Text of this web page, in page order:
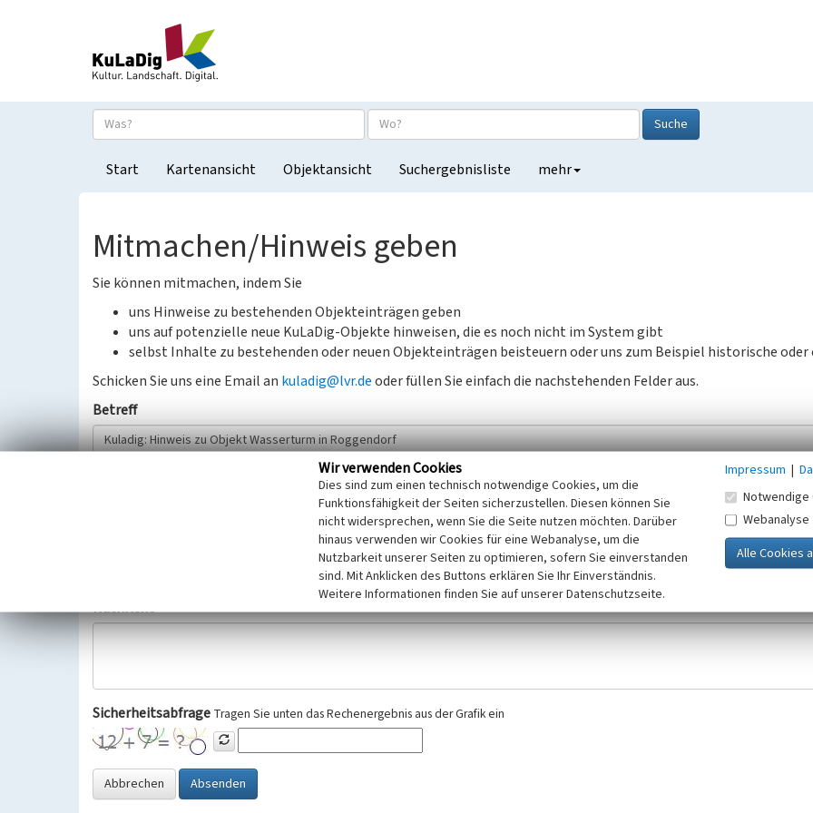
Suche
Start Kartenansicht Objektansicht Suchergebnisliste mehr
Mitmachen/Hinweis geben
Sie können mitmachen, indem Sie
uns Hinweise zu bestehenden Objekteinträgen geben
uns auf potenzielle neue KuLaDig-Objekte hinweisen, die es noch nicht im System gibt
selbst Inhalte zu bestehenden oder neuen Objekteinträgen beisteuern oder uns zum Beispiel historische oder
Schicken Sie uns eine Email an kuladig@lvr.deoder füllen Sie einfach die nachstehenden Felder aus.
Betreff
Wir bitten Sie um freiwillige Angabe Ihres Namens und Ihrer E-Mail-Adresse. Ihre Angaben werden ausschließlich im Rahmen der KuLaDig-
Selbstverständlich werden diese entsprechend der Vorschriften des Telemediengesetzes, des Datenschutzgesetzes NRW und der seit
Datenschutzgrundverordnung (EU-DSGVO) vertraulich behandelt, beachten Sie bitte unsere Hinweise zumDatenschutz
Nachricht
Sicherheitsabfrage Tragen Sie unten das Rechenergebnis aus der Grafik ein
Abbrechen Absenden
Wir verwenden Cookies
Dies sind zum einen technisch notwendige Cookies, um die
Funktionsfähigkeit der Seiten sicherzustellen. Diesen können Sie
nicht widersprechen, wenn Sie die Seite nutzen möchten. Darüber
hinaus verwenden wir Cookies für eine Webanalyse, um die
Nutzbarkeit unserer Seiten zu optimieren, sofern Sie einverstanden
sind. Mit Anklicken des Buttons erklären Sie Ihr Einverständnis.
Weitere Informationen finden Sie auf unserer Datenschutzseite.
Impressum |
Notwendige
Webanalyse